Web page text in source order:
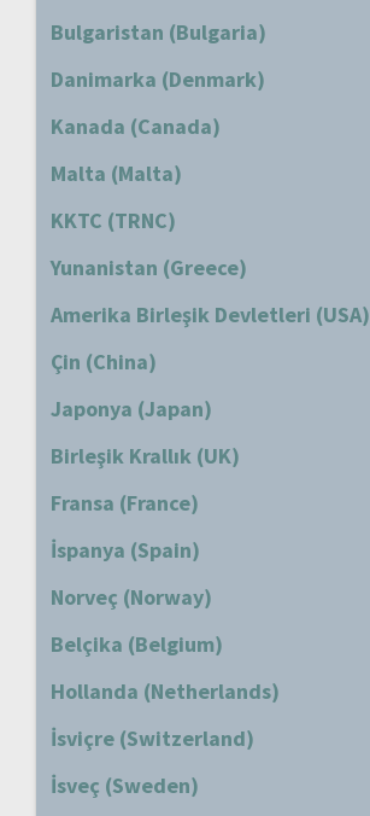
Bulgaristan (Bulgaria)
Danimarka (Denmark)
Kanada (Canada)
Malta (Malta)
KKTC (TRNC)
Yunanistan (Greece)
Amerika Birleşik Devletleri (USA)
Çin (China)
Japonya (Japan)
Birleşik Krallık (UK)
Fransa (France)
İspanya (Spain)
Norveç (Norway)
Belçika (Belgium)
Hollanda (Netherlands)
İsviçre (Switzerland)
İsveç (Sweden)